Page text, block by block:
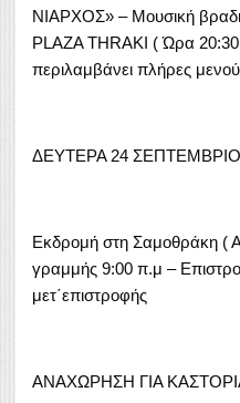
ΝΙΑΡΧΟΣ» – Μουσική
PLAZA THRAKI ( Ώρα
περιλαμβάνει πλήρες
ΔΕΥΤΕΡΑ 24
Εκδρομή στη Σαμοθράκη (
γραμμής 9:00 π.μ –
μετ΄επιστροφής
ΑΝΑΧΩΡΗΣΗ ΓΙΑ